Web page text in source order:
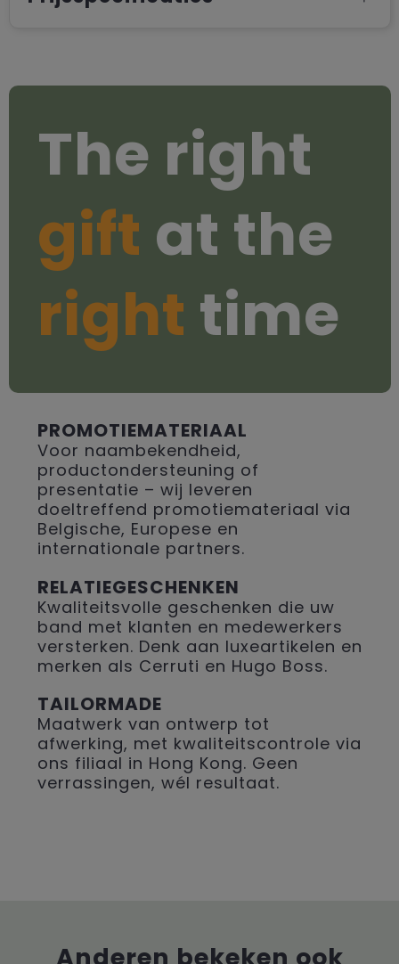
The right
gift at the
right time
PROMOTIEMATERIAAL
Voor naambekendheid,
productondersteuning of
presentatie – wij leveren
doeltreffend promotiemateriaal via
Belgische, Europese en
internationale partners.
RELATIEGESCHENKEN
Kwaliteitsvolle geschenken die uw
band met klanten en medewerkers
versterken. Denk aan luxeartikelen en
merken als Cerruti en Hugo Boss.
TAILORMADE
Maatwerk van ontwerp tot
afwerking, met kwaliteitscontrole via
ons filiaal in Hong Kong. Geen
verrassingen, wél resultaat.
Anderen bekeken ook